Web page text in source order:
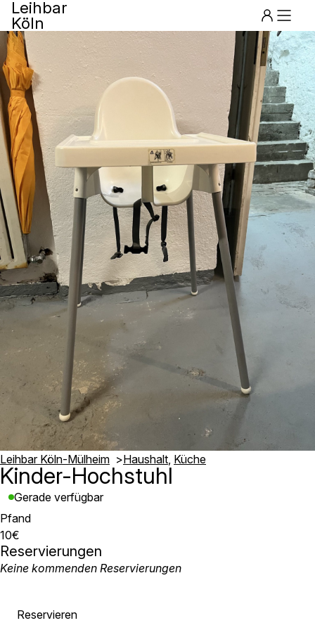
Leihbar
Köln
Menu
Leihbar Köln-Mülheim Haushalt Küche
Kinder-Hochstuhl
Gerade verfügbar
Pfand
10€
Reservierungen
Keine kommenden Reservierungen
Reservieren